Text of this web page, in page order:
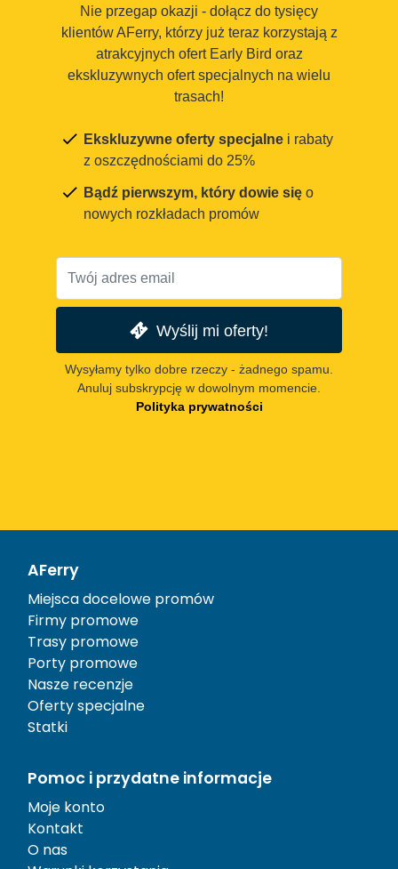
Nie przegap okazji - dołącz do tysięcy
klientów AFerry, którzy już teraz korzystają z
atrakcyjnych ofert Early Bird oraz
ekskluzywnych ofert specjalnych na wielu
trasach!
Ekskluzywne oferty specjalne i rabaty
z oszczędnościami do 25%
Bądź pierwszym, który dowie się o
nowych rozkładach promów
Wyślij mi oferty!
Wysyłamy tylko dobre rzeczy - żadnego spamu.
Anuluj subskrypcję w dowolnym momencie.
Polityka prywatności
AFerry
Miejsca docelowe promów
Firmy promowe
Trasy promowe
Porty promowe
Nasze recenzje
Oferty specjalne
Statki
Pomoc i przydatne informacje
Moje konto
Kontakt
O nas